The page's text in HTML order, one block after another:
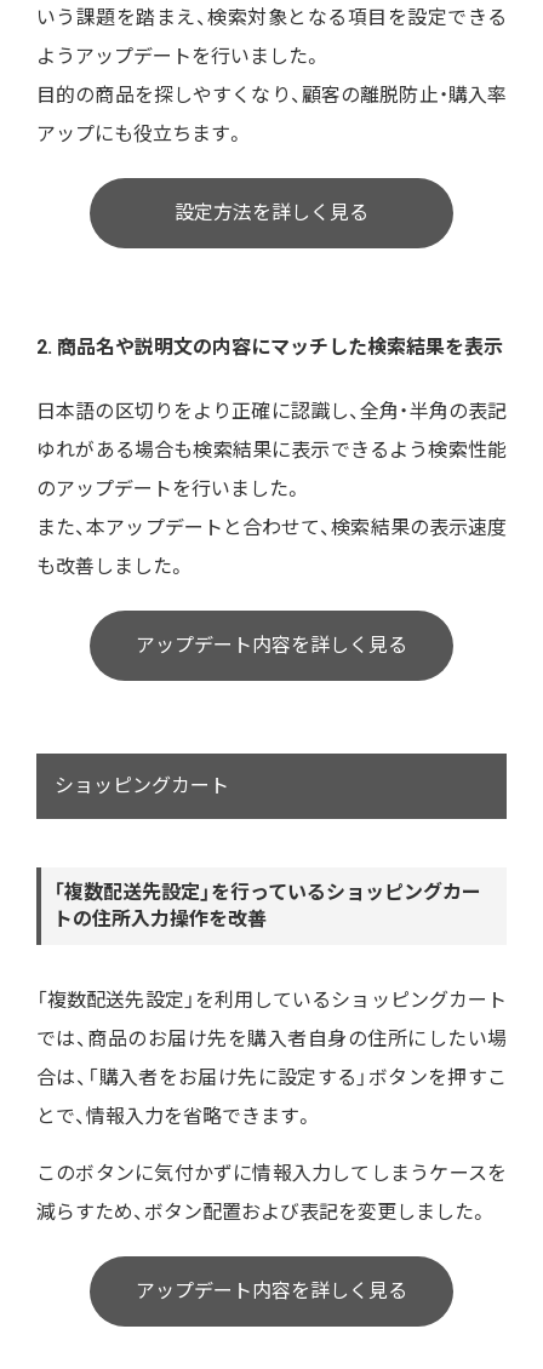
いう課題を踏まえ、検索対象となる項目を設定できる
ようアップデートを行いました。
目的の商品を探しやすくなり、顧客の離脱防止・購入率
アップにも役立ちます。
設定方法を詳しく見る
2. 商品名や説明文の内容にマッチした検索結果を表示
日本語の区切りをより正確に認識し、全角・半角の表記
ゆれがある場合も検索結果に表示できるよう検索性能
のアップデートを行いました。
また、本アップデートと合わせて、検索結果の表示速度
も改善しました。
アップデート内容を詳しく見る
ショッピングカート
「複数配送先設定」を行っているショッピングカー
トの住所入力操作を改善
「複数配送先設定」を利用しているショッピングカート
では、商品のお届け先を購入者自身の住所にしたい場
合は、「購入者をお届け先に設定する」ボタンを押すこ
とで、情報入力を省略できます。
このボタンに気付かずに情報入力してしまうケースを
減らすため、ボタン配置および表記を変更しました。
アップデート内容を詳しく見る